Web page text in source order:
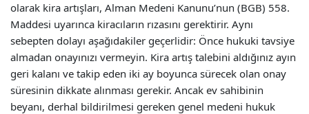
olarak kira artışları, Alman Medeni Kanunu’nun (BGB) 558.
Maddesi uyarınca kiracıların rızasını gerektirir. Aynı
sebepten dolayı aşağıdakiler geçerlidir: Önce hukuki tavsiye
almadan onayınızı vermeyin. Kira artış talebini aldığınız ayın
geri kalanı ve takip eden iki ay boyunca sürecek olan onay
süresinin dikkate alınması gerekir. Ancak ev sahibinin
beyanı, derhal bildirilmesi gereken genel medeni hukuk